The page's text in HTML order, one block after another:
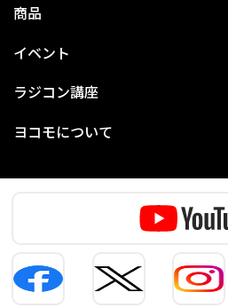
商品
イベント
ラジコン講座
ヨコモについて